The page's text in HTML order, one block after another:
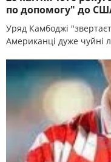
по допомогу" до
Уряд Камбоджі
Американці дуже чуйні